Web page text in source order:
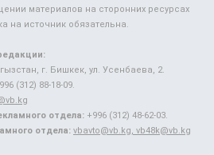
материалов на сторонних ресурсах
на источник обязательна.
г. Бишкек, ул. Усенбаева, 2.
(312) 88-18-09.
отдела: +996 (312) 48-62-03.
отдела: vbavto@vb.kg, vb48k@vb.kg